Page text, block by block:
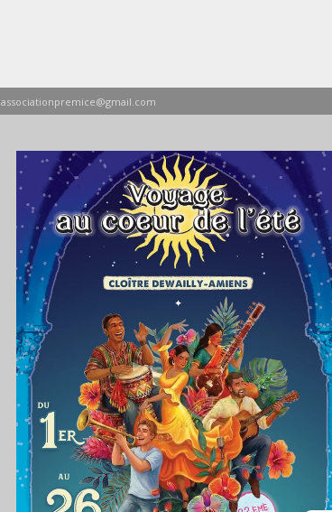
associationpremice@gmail.com